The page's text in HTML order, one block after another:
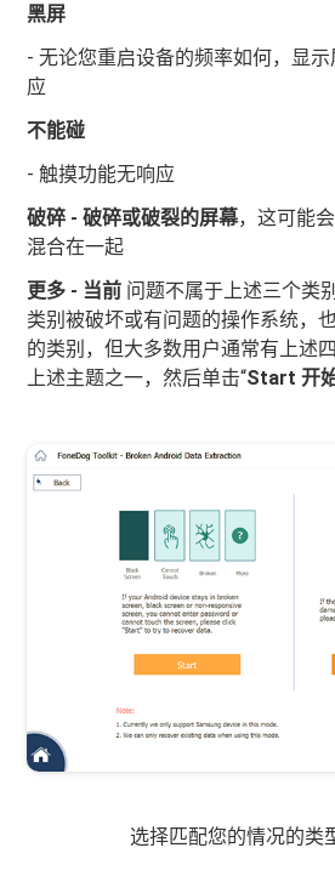
黑屏
- 无论您重启设备的频率如何，显
应
不能碰
- 触摸功能无响应
破碎 - 破碎或破裂的屏幕，这可能
混合在一起
更多 - 当前 问题不属于上述三个类
类别被破坏或有问题的操作系统，
的类别，但大多数用户通常有上述
上述主题之一，然后单击“Start 开
选择匹配您的情况的类